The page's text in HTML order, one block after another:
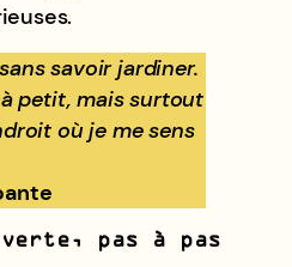
savoir jardiner.
petit, mais surtout
où je me sens
pas à pas